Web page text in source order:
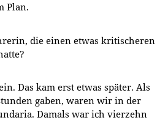
Plan.
die einen etwas kritischeren
Das kam erst etwas später. Als
gaben, waren wir in der
Damals war ich vierzehn